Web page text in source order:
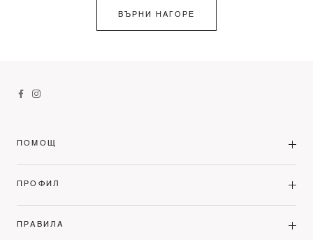
ВЪРНИ НАГОРЕ
ПОМОЩ
ПРОФИЛ
ПРАВИЛА